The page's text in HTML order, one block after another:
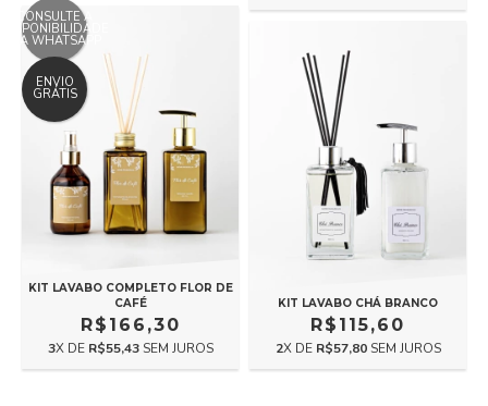
CONSULTE A
DISPONIBILIDADE
VIA WHATSAPP
ENVIO
GRÁTIS
KIT LAVABO COMPLETO FLOR DE
CAFÉ
R$166,30
3X DE R$55,43SEM JUROS
KIT LAVABO CHÁ BRANCO
R$115,60
2X DE R$57,80SEM JUROS